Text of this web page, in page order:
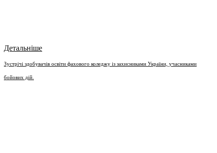
Детальніше
Зустрічі здобувачів освіти фахового коледжу із захисниками України, учасниками
бойових дій.